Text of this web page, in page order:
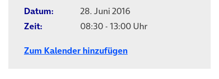
Datum:
28. Juni 2016
Zeit:
08:30 - 13:00 Uhr
Zum Kalender hinzufügen